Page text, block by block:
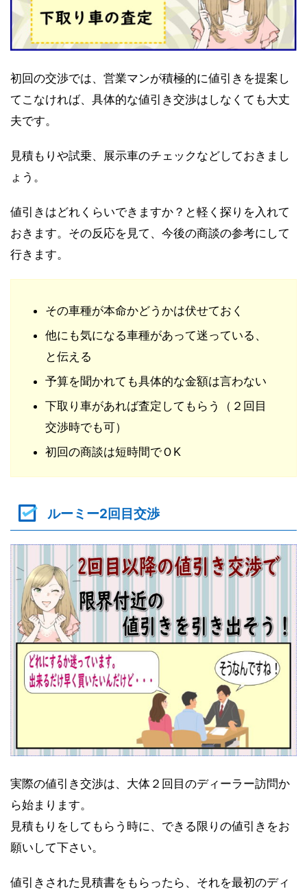
初回の交渉では、営業マンが積極的に値引きを提案し
てこなければ、具体的な値引き交渉はしなくても大丈
夫です。
見積もりや試乗、展示車のチェックなどしておきまし
ょう。
値引きはどれくらいできますか？と軽く探りを入れて
おきます。その反応を見て、今後の商談の参考にして
行きます。
その車種が本命かどうかは伏せておく
他にも気になる車種があって迷っている、
と伝える
予算を聞かれても具体的な金額は言わない
下取り車があれば査定してもらう（２回目
交渉時でも可）
初回の商談は短時間でＯK
ルーミー2回目交渉
実際の値引き交渉は、大体２回目のディーラー訪問か
ら始まります。
見積もりをしてもらう時に、できる限りの値引きをお
願いして下さい。
値引きされた見積書をもらったら、それを最初のディ